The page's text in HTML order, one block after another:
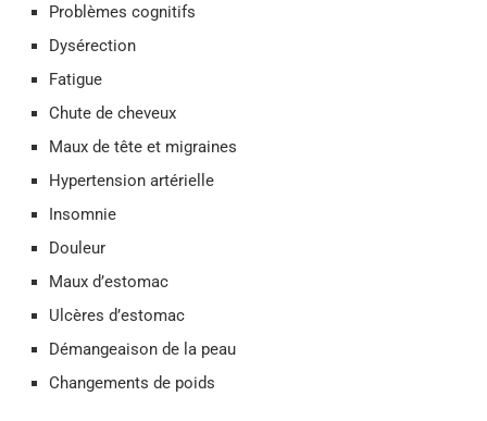
Problèmes cognitifs
Dysérection
Fatigue
Chute de cheveux
Maux de tête et migraines
Hypertension artérielle
Insomnie
Douleur
Maux d’estomac
Ulcères d’estomac
Démangeaison de la peau
Changements de poids